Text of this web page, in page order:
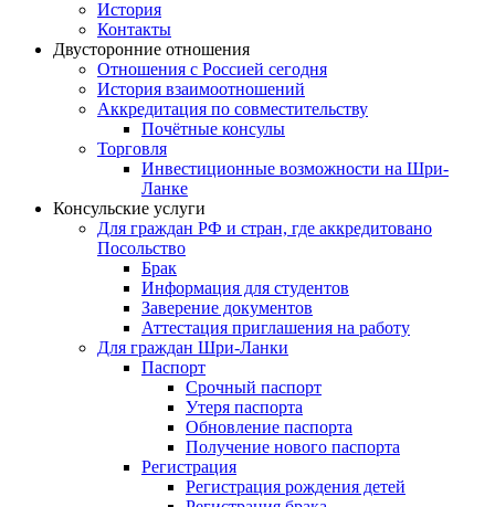
История
Контакты
Двусторонние отношения
Отношения с Россией сегодня
История взаимоотношений
Аккредитация по совместительству
Почётные консулы
Торговля
Инвестиционные возможности на Шри-
Ланке
Консульские услуги
Для граждан РФ и стран, где аккредитовано
Посольство
Брак
Информация для студентов
Заверение документов
Аттестация приглашения на работу
Для граждан Шри-Ланки
Паспорт
Срочный паспорт
Утеря паспорта
Обновление паспорта
Получение нового паспорта
Регистрация
Регистрация рождения детей